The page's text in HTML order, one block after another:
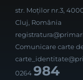
str. Moților nr.3,
Cluj, România
Comunicare carte
0264984